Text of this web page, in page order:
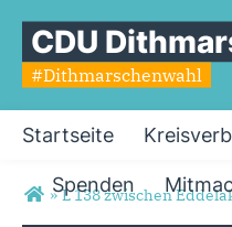
CDU
#Dithmarschenwahl
Startseite
Spenden
Sie sind hier
» L 138 zwischen